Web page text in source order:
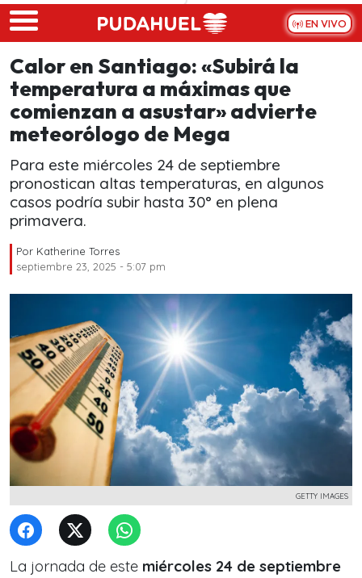
Skip to main content
EN VIVO
Calor en Santiago: «Subirá la
temperatura a máximas que
comienzan a asustar» advierte
meteorólogo de Mega
Para este miércoles 24 de septiembre
pronostican altas temperaturas, en algunos
casos podría subir hasta 30° en plena
primavera.
Por Katherine Torres
septiembre 23, 2025 - 5:07 pm
GETTY IMAGES
La jornada de este miércoles 24 de septiembre